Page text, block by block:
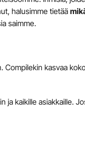
halusimme tietää
saimme.
Compilekin kasvaa
kaikille asiakkaille.